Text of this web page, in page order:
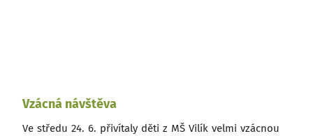
Vzácná návštěva
Ve středu 24. 6. přivítaly děti z MŠ Vilík velmi vzácnou